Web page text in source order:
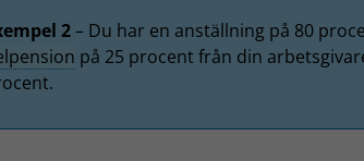
2– Du har en anställning på 80
på 25 procent från din